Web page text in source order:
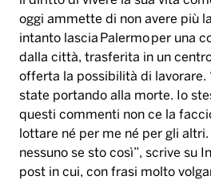
oggi ammette di non avere più
intanto lascia Palermo per una
dalla città, trasferita in un
offerta la possibilità di lavorare.
state portando alla morte. Io
questi commenti non ce la
lottare né per me né per gli
nessuno se sto così”, scrive su
post in cui, con frasi molto